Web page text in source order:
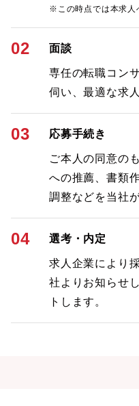
※この時点では本求人
02 面談
専任の転職コン
伺い、最適な求
03 応募手続き
ご本人の同意の
への推薦、書類
調整などを当社
04 選考・内定
求人企業により
社よりお知らせ
トします。